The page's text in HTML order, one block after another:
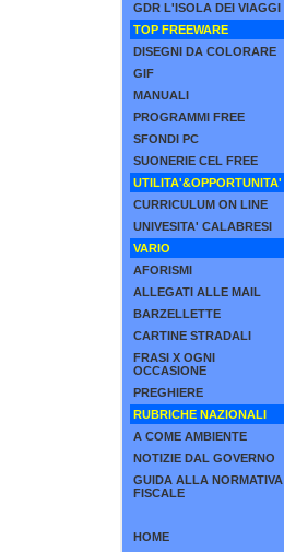
GDR L'ISOLA DEI VIAGGI
TOP FREEWARE
DISEGNI DA COLORARE
GIF
MANUALI
PROGRAMMI FREE
SFONDI PC
SUONERIE CEL FREE
UTILITA'&OPPORTUNITA'
CURRICULUM ON LINE
UNIVESITA' CALABRESI
VARIO
AFORISMI
ALLEGATI ALLE MAIL
BARZELLETTE
CARTINE STRADALI
FRASI X OGNI
OCCASIONE
PREGHIERE
RUBRICHE NAZIONALI
A COME AMBIENTE
NOTIZIE DAL GOVERNO
GUIDA ALLA NORMATIVA
FISCALE
HOME